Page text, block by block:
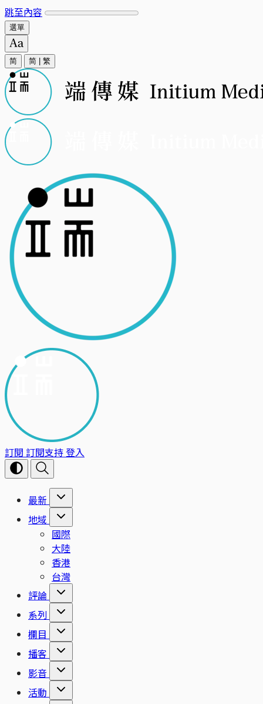
跳至內容
選單
简 简 繁
訂閱 訂閱支持登入
最新
地域
國際
大陸
香港
台灣
評論
系列
欄目
播客
影音
活動